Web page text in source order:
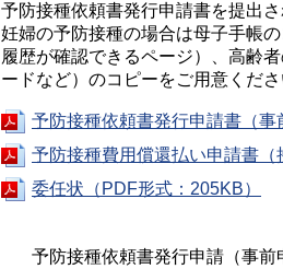
予防接種依頼書発行申請書を提出
妊婦の予防接種の場合は母子手帳
履歴が確認できるページ）、高齢
ードなど）のコピーをご用意くださ
予防接種依頼書発行申請書（事
予防接種費用償還払い申請書（
委任状（PDF形式：205KB）
予防接種依頼書発行申請（事